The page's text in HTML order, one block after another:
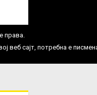
права.
веб сајт, потребна е